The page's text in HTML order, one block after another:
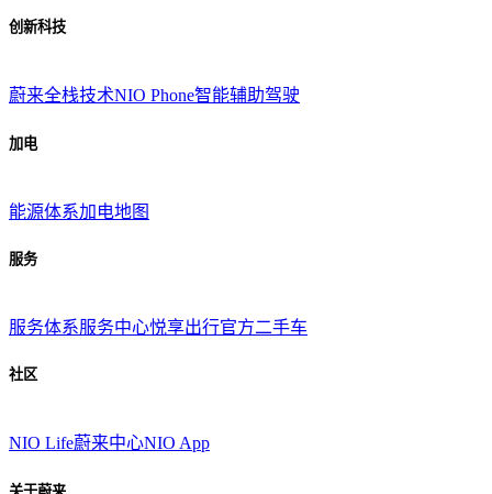
创新科技
蔚来全栈技术NIO Phone智能辅助驾驶
加电
能源体系加电地图
服务
服务体系服务中心悦享出行官方二手车
社区
NIO Life蔚来中心NIO App